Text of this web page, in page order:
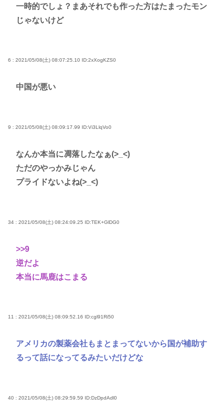
一時的でしょ？まあそれでも作った方はたまったモン
じゃないけど
6 : 2021/05/08(土) 08:07:25.10 ID:2xXogKZS0
中国が悪い
9 : 2021/05/08(土) 08:09:17.99 ID:Vi3LlqVo0
なんか本当に凋落したなぁ(>_<)
ただのやっかみじゃん
プライドないよね(>_<)
34 : 2021/05/08(土) 08:24:09.25 ID:TEK+GlDG0
>>9
逆だよ
本当に馬鹿はこまる
11 : 2021/05/08(土) 08:09:52.16 ID:cgl91Ri50
アメリカの製薬会社もまとまってないから国が補助す
るって話になってるみたいだけどな
40 : 2021/05/08(土) 08:29:59.59 ID:DzDpdAdl0